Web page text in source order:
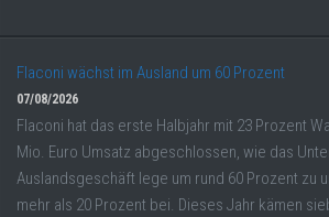
Flaconi wächst im Ausland um 60 Prozent
07/08/2026
Flaconi hat das erste Halbjahr mit 23 Prozent
Mio. Euro Umsatz abgeschlossen, wie das
Auslandsgeschäft lege um rund 60 Prozent zu
mehr als 20 Prozent bei. Dieses Jahr kämen